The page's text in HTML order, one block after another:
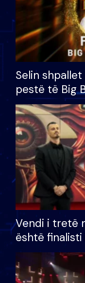
Selin
pestë të Big
çmimin e
Vendi i tretë
është